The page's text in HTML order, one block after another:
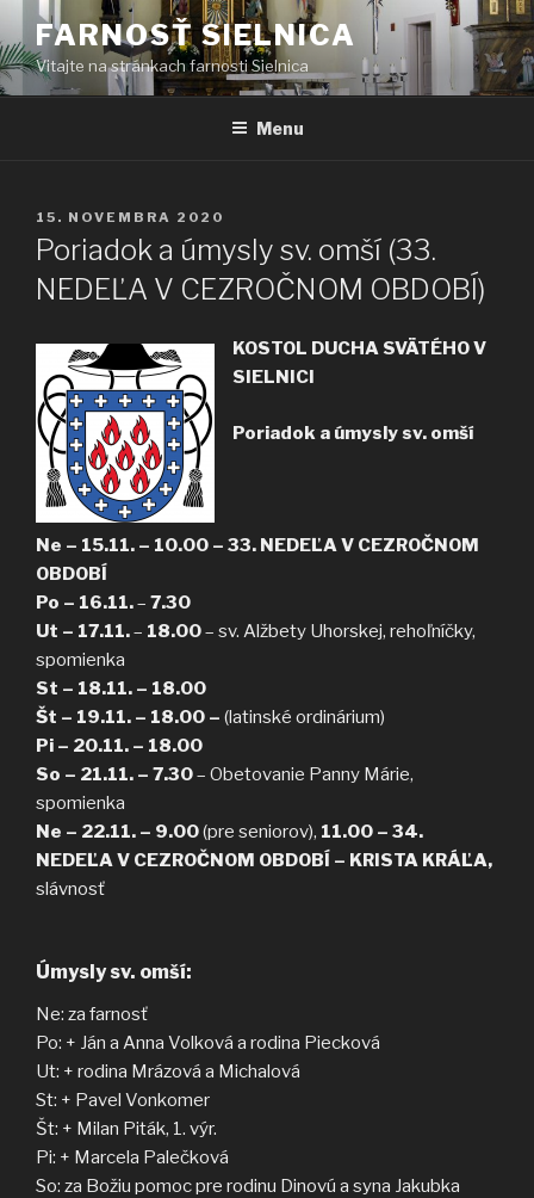
Prejsť
na
obsah
FARNOSŤ SIELNICA
Vitajte na stránkach farnosti Sielnica
Menu
PUBLIKOVANÉ
15. NOVEMBRA 2020
Poriadok a úmysly sv. omší (33.
NEDEĽA V CEZROČNOM OBDOBÍ)
KOSTOL DUCHA SVÄTÉHO V
SIELNICI
Poriadok a úmysly sv. omší
Ne – 15.11. – 10.00 – 33. NEDEĽA V CEZROČNOM
OBDOBÍ
Po – 16.11.– 7.30
Ut – 17.11.– 18.00– sv. Alžbety Uhorskej, rehoľníčky,
spomienka
St – 18.11. – 18.00
Št – 19.11. – 18.00 – (latinské ordinárium)
Pi – 20.11. – 18.00
So – 21.11. – 7.30– Obetovanie Panny Márie,
spomienka
Ne – 22.11. – 9.00(pre seniorov), 11.00 – 34.
NEDEĽA V CEZROČNOM OBDOBÍ – KRISTA KRÁĽA,
slávnosť
Úmysly sv. omší:
Ne: za farnosť
Po: + Ján a Anna Volková a rodina Piecková
Ut: + rodina Mrázová a Michalová
St: + Pavel Vonkomer
Št: + Milan Piták, 1. výr.
Pi: + Marcela Palečková
So: za Božiu pomoc pre rodinu Dinovú a syna Jakubka